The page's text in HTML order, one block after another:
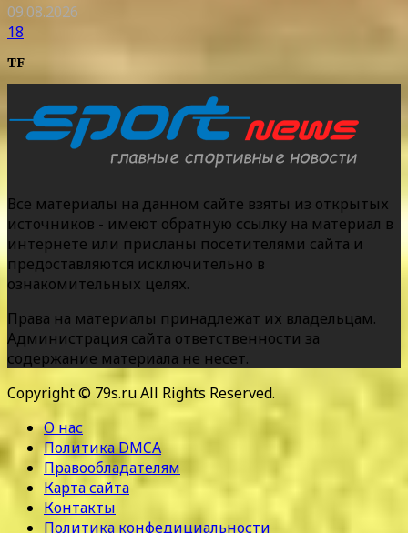
09.08.2026
18
TF
Все материалы на данном сайте взяты из открытых
источников - имеют обратную ссылку на материал в
интернете или присланы посетителями сайта и
предоставляются исключительно в
ознакомительных целях.
Права на материалы принадлежат их владельцам.
Администрация сайта ответственности за
содержание материала не несет.
Copyright © 79s.ru All Rights Reserved.
О нас
Политика DMCA
Правообладателям
Карта сайта
Контакты
Политика конфедициальности